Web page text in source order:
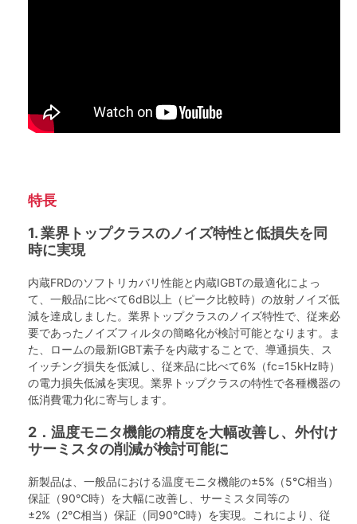
特長
1. 業界トップクラスのノイズ特性と低損失を同
時に実現
内蔵FRDのソフトリカバリ性能と内蔵IGBTの最適化によっ
て、一般品に比べて6dB以上（ピーク比較時）の放射ノイズ低
減を達成しました。業界トップクラスのノイズ特性で、従来必
要であったノイズフィルタの簡略化が検討可能となります。ま
た、ロームの最新IGBT素子を内蔵することで、導通損失、ス
イッチング損失を低減し、従来品に比べて6%（fc=15kHz時）
の電力損失低減を実現。業界トップクラスの特性で各種機器の
低消費電力化に寄与します。
2．温度モニタ機能の精度を大幅改善し、外付け
サーミスタの削減が検討可能に
新製品は、一般品における温度モニタ機能の±5%（5℃相当）
保証（90℃時）を大幅に改善し、サーミスタ同等の
±2%（2℃相当）保証（同90℃時）を実現。これにより、従